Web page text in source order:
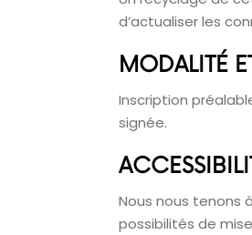
d’actualiser les
MODALITÉ
Inscription
signée.
Nous nous tenons
possibilités de